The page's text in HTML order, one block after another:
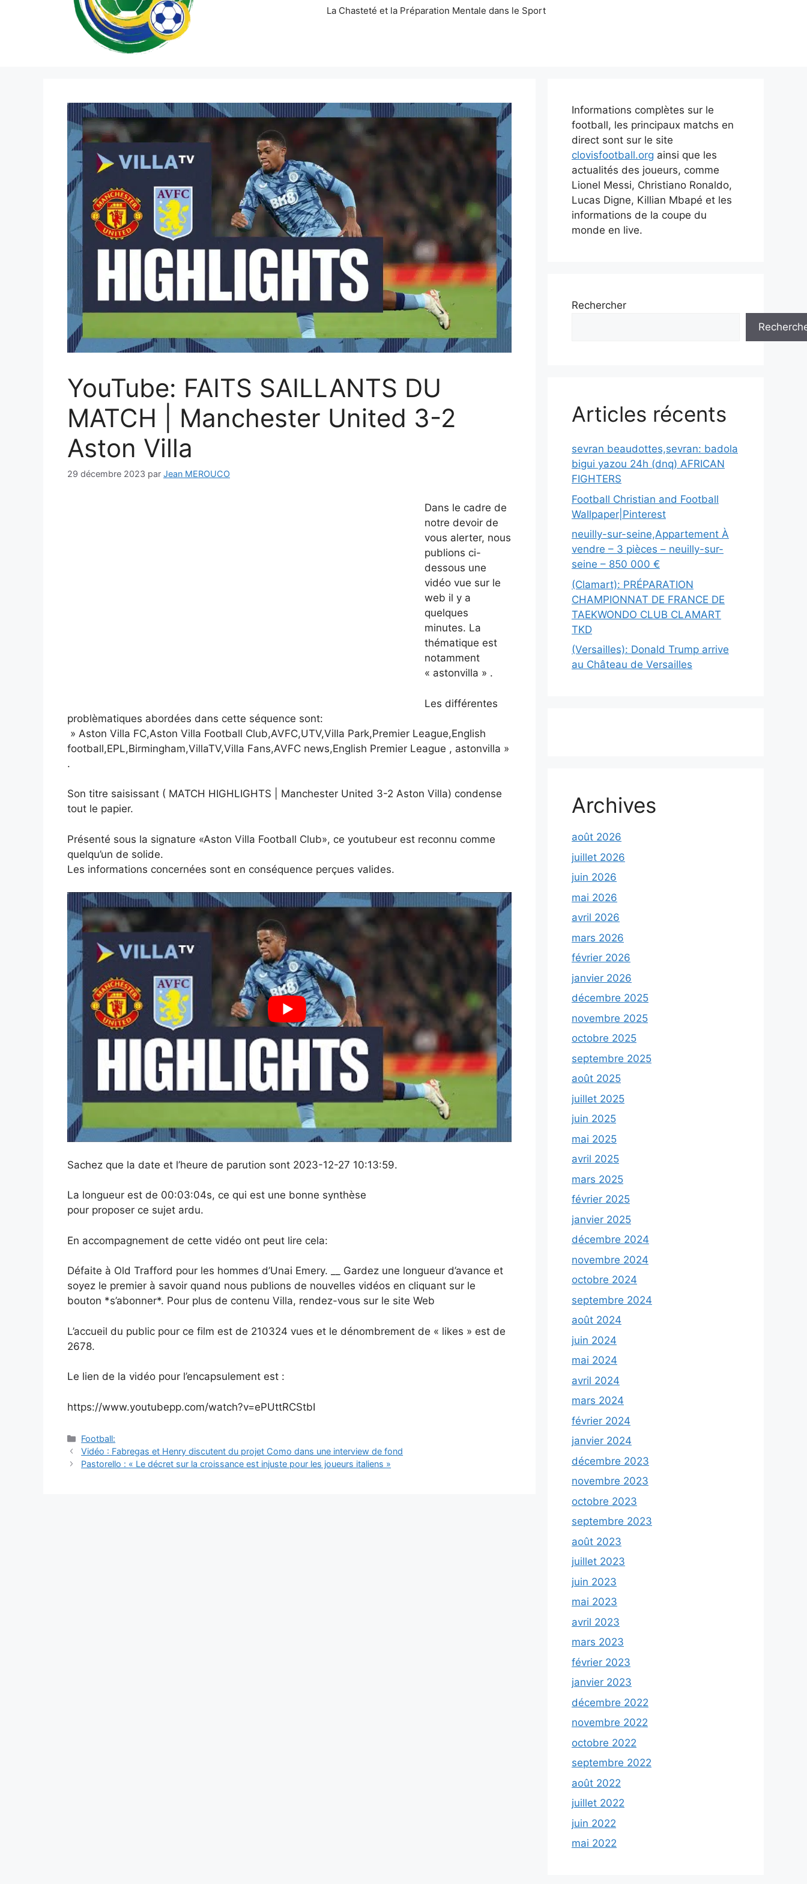
La Chasteté et la Préparation Mentale dans le Sport
YouTube: FAITS SAILLANTS DU
MATCH | Manchester United 3-2
Aston Villa
29 décembre 2023 par Jean MEROUCO
Dans le cadre de
notre devoir de
vous alerter, nous
publions ci-
dessous une
vidéo vue sur le
web il y a
quelques
minutes. La
thématique est
notamment
« astonvilla » .
Les différentes
problèmatiques abordées dans cette séquence sont:
» Aston Villa FC,Aston Villa Football Club,AVFC,UTV,Villa Park,Premier League,English
football,EPL,Birmingham,VillaTV,Villa Fans,AVFC news,English Premier League , astonvilla »
.
Son titre saisissant ( MATCH HIGHLIGHTS | Manchester United 3-2 Aston Villa) condense
tout le papier.
Présenté sous la signature «Aston Villa Football Club», ce youtubeur est reconnu comme
quelqu’un de solide.
Les informations concernées sont en conséquence perçues valides.
Sachez que la date et l’heure de parution sont 2023-12-27 10:13:59.
La longueur est de 00:03:04s, ce qui est une bonne synthèse
pour proposer ce sujet ardu.
En accompagnement de cette vidéo ont peut lire cela:
Défaite à Old Trafford pour les hommes d’Unai Emery. __ Gardez une longueur d’avance et
soyez le premier à savoir quand nous publions de nouvelles vidéos en cliquant sur le
bouton *s’abonner*. Pour plus de contenu Villa, rendez-vous sur le site Web
L’accueil du public pour ce film est de 210324 vues et le dénombrement de « likes » est de
2678.
Le lien de la vidéo pour l’encapsulement est :
https://www.youtubepp.com/watch?v=ePUttRCStbI
Catégories
Football:
Navigation
des
Vidéo : Fabregas et Henry discutent du projet Como dans une interview de fond
Pastorello : « Le décret sur la croissance est injuste pour les joueurs italiens »
Informations complètes sur le
football, les principaux matchs en
direct sont sur le site
clovisfootball.org ainsi que les
actualités des joueurs, comme
Lionel Messi, Christiano Ronaldo,
Lucas Digne, Killian Mbapé et les
informations de la coupe du
monde en live.
Rechercher
Articles récents
sevran beaudottes,sevran: badola
bigui yazou 24h (dnq) AFRICAN
FIGHTERS
Football Christian and Football
Wallpaper|Pinterest
neuilly-sur-seine,Appartement À
vendre – 3 pièces – neuilly-sur-
seine – 850 000 €
(Clamart): PRÉPARATION
CHAMPIONNAT DE FRANCE DE
TAEKWONDO CLUB CLAMART
TKD
(Versailles): Donald Trump arrive
au Château de Versailles
Archives
août 2026
juillet 2026
juin 2026
mai 2026
avril 2026
mars 2026
février 2026
janvier 2026
décembre 2025
novembre 2025
octobre 2025
septembre 2025
août 2025
juillet 2025
juin 2025
mai 2025
avril 2025
mars 2025
février 2025
janvier 2025
décembre 2024
novembre 2024
octobre 2024
septembre 2024
août 2024
juin 2024
mai 2024
avril 2024
mars 2024
février 2024
janvier 2024
décembre 2023
novembre 2023
octobre 2023
septembre 2023
août 2023
juillet 2023
juin 2023
mai 2023
avril 2023
mars 2023
février 2023
janvier 2023
décembre 2022
novembre 2022
octobre 2022
septembre 2022
août 2022
juillet 2022
juin 2022
mai 2022